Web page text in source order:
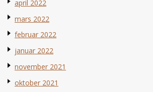
april 2022
mars 2022
februar 2022
januar 2022
november 2021
oktober 2021